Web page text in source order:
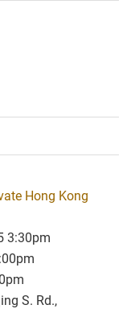
Hong Kong
3:30pm
S. Rd.,